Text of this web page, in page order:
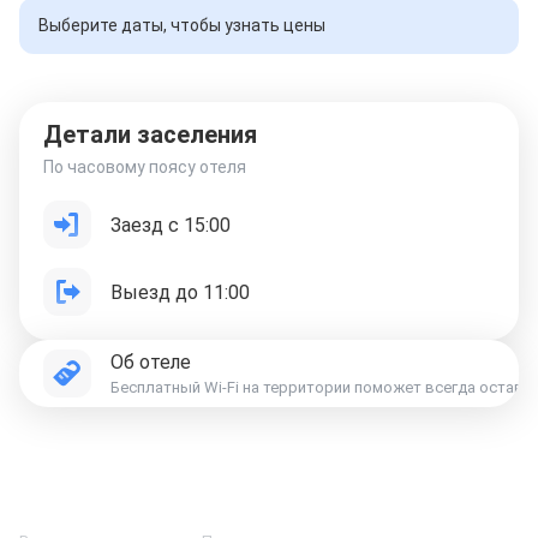
Выберите даты, чтобы узнать цены
Детали заселения
По часовому поясу отеля
Заезд с 15:00
Выезд до 11:00
Об отеле
Бесплатный Wi-Fi на территории поможет всегда